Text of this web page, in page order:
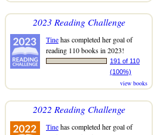
2023 Reading Challenge
Tinehas completed her goal of
reading 110 books in 2023!
191 of 110
(100%)
view books
2022 Reading Challenge
Tinehas completed her goal of